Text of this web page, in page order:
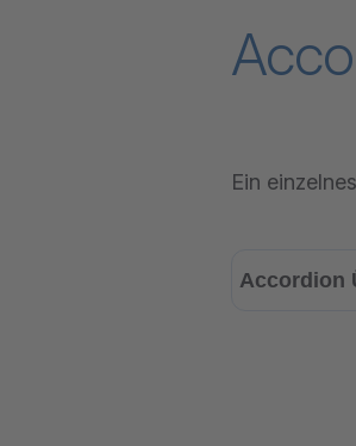
Ein
Accordion